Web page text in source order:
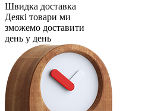
Швидка доставка
Деякі товари ми
зможемо доставити
день у день